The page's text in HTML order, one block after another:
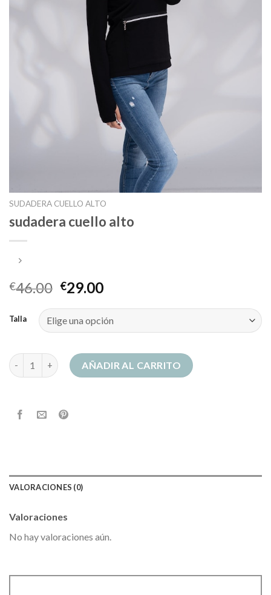
SUDADERA CUELLO ALTO
sudadera cuello alto
€46.00 €29.00
Talla
sudadera cuello alto cantidadAÑADIR AL CARRITO
VALORACIONES (0)
Valoraciones
No hay valoraciones aún.